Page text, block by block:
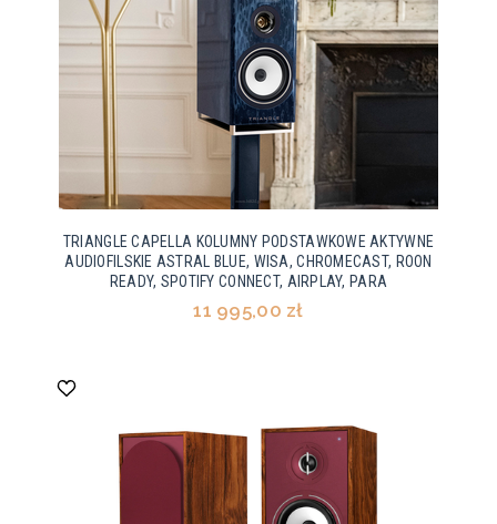
TRIANGLE CAPELLA KOLUMNY PODSTAWKOWE AKTYWNE
AUDIOFILSKIE ASTRAL BLUE, WISA, CHROMECAST, ROON
READY, SPOTIFY CONNECT, AIRPLAY, PARA
11 995,00 zł